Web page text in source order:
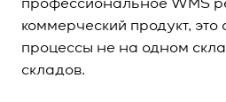
профессиональное WMS
коммерческий продукт, это
процессы не на одном
складов.